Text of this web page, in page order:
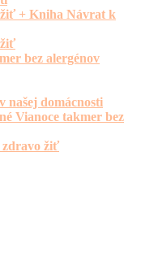
+ Kniha Návrat k
bez alergénov
našej domácnosti
Vianoce takmer bez
žiť